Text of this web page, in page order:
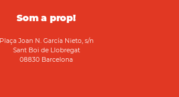
Som a prop!
Plaça Joan N. García Nieto, s/n
Sant Boi de Llobregat
08830 Barcelona